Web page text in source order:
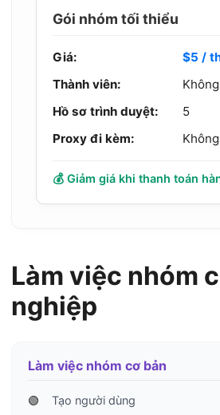
Gói nhóm tối thiểu
Giá:
$5 /
Thành viên:
Hồ sơ trình duyệt:
5
Proxy đi kèm:
Không
💰 Giảm giá khi thanh toán
Làm việc nhóm
nghiệp
Làm việc nhóm cơ bản
🟢
Tạo người dùng